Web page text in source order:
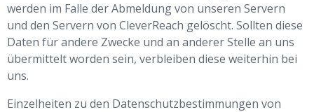
werden im Falle der Abmeldung von unseren Servern
und den Servern von CleverReach gelöscht. Sollten diese
Daten für andere Zwecke und an anderer Stelle an uns
übermittelt worden sein, verbleiben diese weiterhin bei
uns.
Einzelheiten zu den Datenschutzbestimmungen von